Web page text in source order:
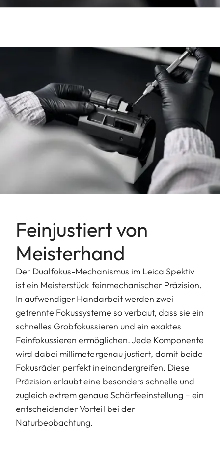
Feinjustiert von
Meisterhand
Der Dualfokus-Mechanismus im Leica Spektiv
ist ein Meisterstück feinmechanischer Präzision.
In aufwendiger Handarbeit werden zwei
getrennte Fokussysteme so verbaut, dass sie ein
schnelles Grobfokussieren und ein exaktes
Feinfokussieren ermöglichen. Jede Komponente
wird dabei millimetergenau justiert, damit beide
Fokusräder perfekt ineinandergreifen. Diese
Präzision erlaubt eine besonders schnelle und
zugleich extrem genaue Schärfeeinstellung – ein
entscheidender Vorteil bei der
Naturbeobachtung.